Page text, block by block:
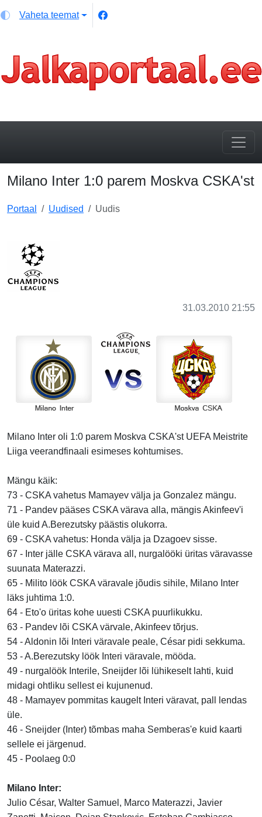
Vaheta teemat
Milano Inter 1:0 parem Moskva CSKA'st
Portaal Uudised Uudis
31.03.2010 21:55
Milano Inter oli 1:0 parem Moskva CSKA'st UEFA Meistrite
Liiga veerandfinaali esimeses kohtumises.
Mängu käik:
73 - CSKA vahetus Mamayev välja ja Gonzalez mängu.
71 - Pandev pääses CSKA värava alla, mängis Akinfeev'i
üle kuid A.Berezutsky päästis olukorra.
69 - CSKA vahetus: Honda välja ja Dzagoev sisse.
67 - Inter jälle CSKA värava all, nurgalööki üritas väravasse
suunata Materazzi.
65 - Milito löök CSKA väravale jõudis sihile, Milano Inter
läks juhtima 1:0.
64 - Eto'o üritas kohe uuesti CSKA puurlikukku.
63 - Pandev lõi CSKA värvale, Akinfeev tõrjus.
54 - Aldonin lõi Interi väravale peale, César pidi sekkuma.
53 - A.Berezutsky löök Interi väravale, mööda.
49 - nurgalöök Interile, Sneijder lõi lühikeselt lahti, kuid
midagi ohtliku sellest ei kujunenud.
48 - Mamayev pommitas kaugelt Interi väravat, pall lendas
üle.
46 - Sneijder (Inter) tõmbas maha Semberas'e kuid kaarti
sellele ei järgenud.
45 - Poolaeg 0:0
Milano Inter:
Julio César, Walter Samuel, Marco Materazzi, Javier